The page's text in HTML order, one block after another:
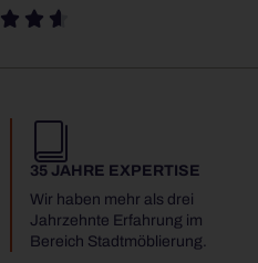
  
35 JAHRE EXPERTISE
Wir haben mehr als drei
Jahrzehnte Erfahrung im
Bereich Stadtmöblierung.